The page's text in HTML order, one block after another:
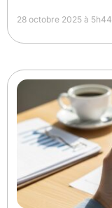
28 octobre 2025 à 5h44